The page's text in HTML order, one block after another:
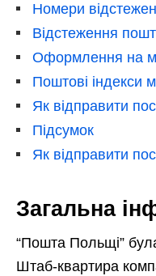
Номери
Відстеження
Оформлення на
Поштові індекси
Як відправити
Підсумок
Як відправити
Загальна
“Пошта Польщі”
Штаб-квартира